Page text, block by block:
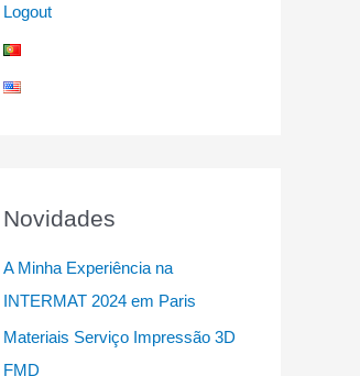
Logout
Novidades
A Minha Experiência na
INTERMAT 2024 em Paris
Materiais Serviço Impressão 3D
FMD